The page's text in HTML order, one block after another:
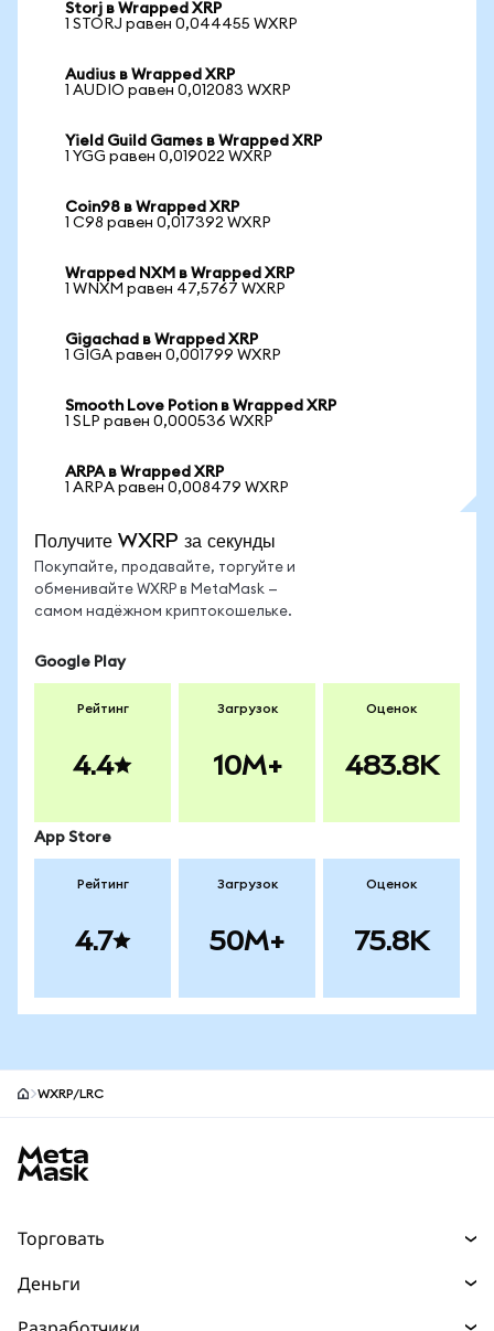
Storj в Wrapped XRP
1 STORJ равен 0,044455 WXRP
Audius в Wrapped XRP
1 AUDIO равен 0,012083 WXRP
Yield Guild Games в Wrapped XRP
1 YGG равен 0,019022 WXRP
Coin98 в Wrapped XRP
1 C98 равен 0,017392 WXRP
Wrapped NXM в Wrapped XRP
1 WNXM равен 47,5767 WXRP
Gigachad в Wrapped XRP
1 GIGA равен 0,001799 WXRP
Smooth Love Potion в Wrapped XRP
1 SLP равен 0,000536 WXRP
ARPA в Wrapped XRP
1 ARPA равен 0,008479 WXRP
Получите WXRP за секунды
Покупайте, продавайте, торгуйте и
обменивайте WXRP в MetaMask —
самом надёжном криптокошельке.
Google Play
Рейтинг
4.4
Загрузок
10M+
Оценок
483.8K
App Store
Рейтинг
4.7
Загрузок
50M+
Оценок
75.8K
WXRP/LRC
Торговать
Деньги